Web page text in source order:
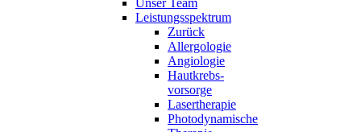
Unser Team
Leistungsspektrum
Zurück
Allergologie
Angiologie
Hautkrebs-
vorsorge
Lasertherapie
Photodynamische